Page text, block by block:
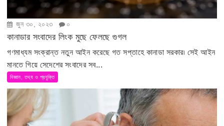
জুন ৩০, ২০২৩ ০
কানাডার সংবাদের লিংক মুছে ফেলছে গুগল
গণমাধ্যম সংক্রান্ত নতুন আইন করেছে গত সপ্তাহে কানাডা সরকার৷ সেই আইন
মানতে গিয়ে সেদেশের সংবাদের সব...
বিজ্ঞান, তথ্য ও প্রযুক্তি